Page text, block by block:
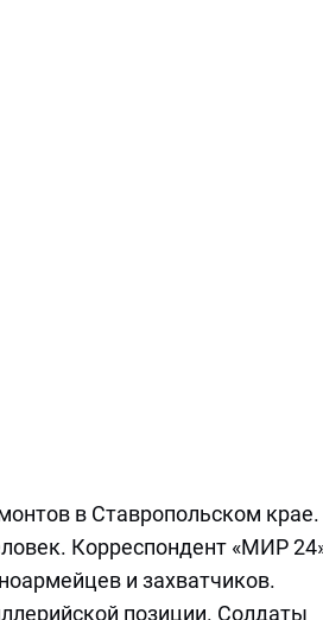
в Ставропольском
Корреспондент «МИР
и захватчиков.
позиции. Солдаты